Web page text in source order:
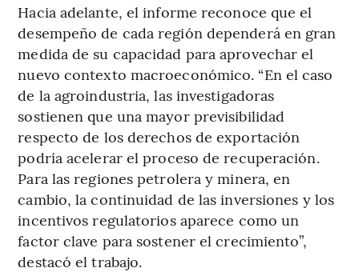
Hacia adelante, el informe reconoce que el
desempeño de cada región dependerá en gran
medida de su capacidad para aprovechar el
nuevo contexto macroeconómico. “En el caso
de la agroindustria, las investigadoras
sostienen que una mayor previsibilidad
respecto de los derechos de exportación
podría acelerar el proceso de recuperación.
Para las regiones petrolera y minera, en
cambio, la continuidad de las inversiones y los
incentivos regulatorios aparece como un
factor clave para sostener el crecimiento”,
destacó el trabajo.